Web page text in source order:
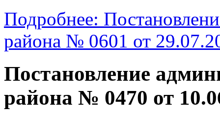
Подробнее:
района № 0601 от
Постановление
района № 0470 от